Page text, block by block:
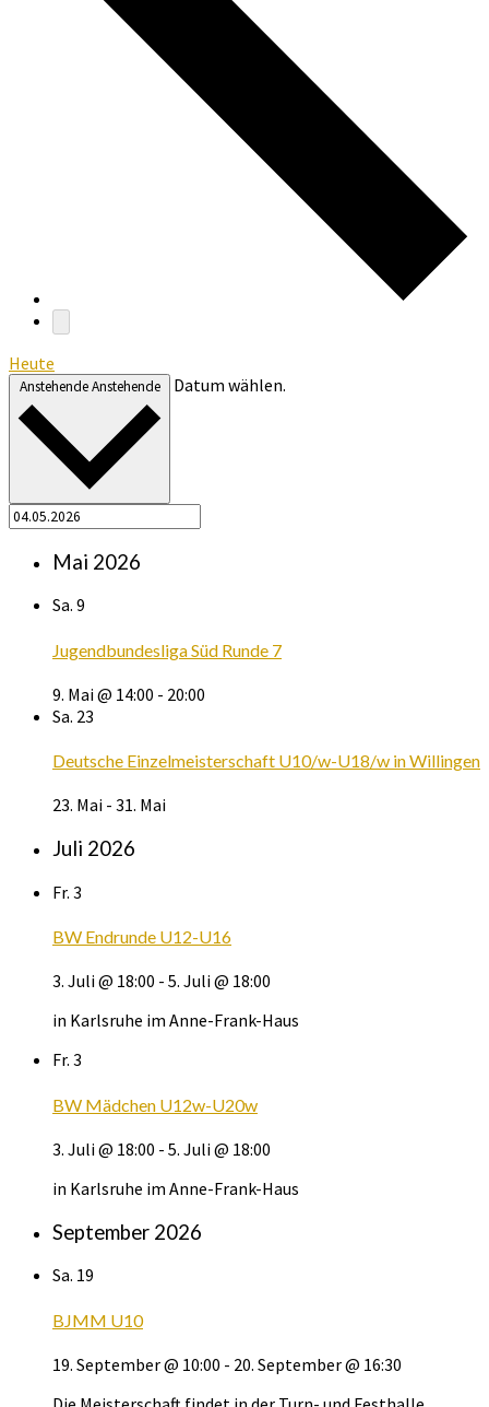
Heute
AnstehendeAnstehende Datum wählen.
Mai 2026
Sa. 9
Jugendbundesliga Süd Runde 7
9. Mai @ 14:00 - 20:00
Sa. 23
Deutsche Einzelmeisterschaft U10/w-U18/w in Willingen
23. Mai - 31. Mai
Juli 2026
Fr. 3
BW Endrunde U12-U16
3. Juli @ 18:00 - 5. Juli @ 18:00
in Karlsruhe im Anne-Frank-Haus
Fr. 3
BW Mädchen U12w-U20w
3. Juli @ 18:00 - 5. Juli @ 18:00
in Karlsruhe im Anne-Frank-Haus
September 2026
Sa. 19
BJMM U10
19. September @ 10:00 - 20. September @ 16:30